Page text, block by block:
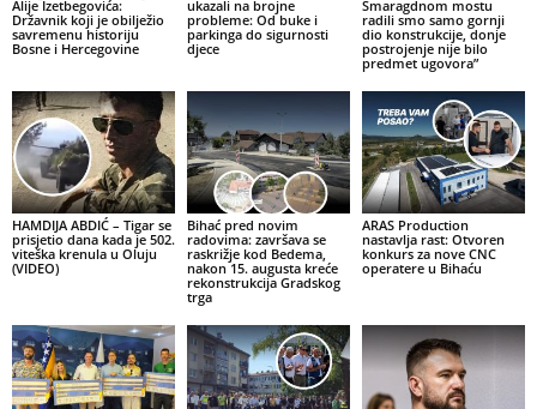
Alije Izetbegovića:
Državnik koji je obilježio
savremenu historiju
Bosne i Hercegovine
ukazali na brojne
probleme: Od buke i
parkinga do sigurnosti
djece
Smaragdnom mostu
radili smo samo gornji
dio konstrukcije, donje
postrojenje nije bilo
predmet ugovora”
HAMDIJA ABDIĆ – Tigar se
prisjetio dana kada je 502.
viteška krenula u Oluju
(VIDEO)
Bihać pred novim
radovima: završava se
raskrižje kod Bedema,
nakon 15. augusta kreće
rekonstrukcija Gradskog
trga
ARAS Production
nastavlja rast: Otvoren
konkurs za nove CNC
operatere u Bihaću